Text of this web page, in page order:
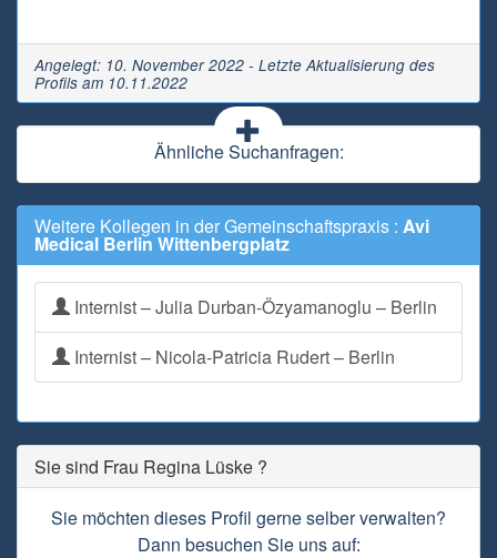
Angelegt: 10. November 2022 - Letzte Aktualisierung des
Profils am 10.11.2022
Ähnliche Suchanfragen:
Weitere Kollegen in der Gemeinschaftspraxis : Avi
Medical Berlin Wittenbergplatz
Internist – Julia Durban-Özyamanoglu – Berlin
Internist – Nicola-Patricia Rudert – Berlin
Sie sind Frau Regina Lüske ?
Sie möchten dieses Profil gerne selber verwalten?
Dann besuchen Sie uns auf: